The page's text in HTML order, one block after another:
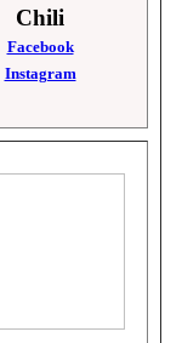
Chili
Facebook
Instagram